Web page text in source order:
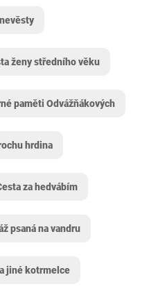
ženy středního věku
paměti Odvážňákových
hrdina
za hedvábím
psaná na vandru
jiné kotrmelce